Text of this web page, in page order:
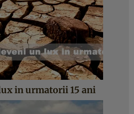
in urmatorii 15 ani